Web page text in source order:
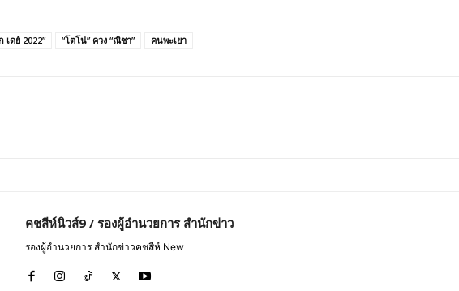
เดย์ 2022” “โตโน่” ควง “ณิชา” คนพะเยา
คชสีห์นิวส์9 / รองผู้อำนวยการ สำนักข่าว
รองผู้อำนวยการ สำนักข่าวคชสีห์ New